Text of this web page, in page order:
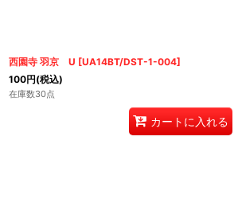
西園寺 羽京 U [UA14BT/DST-1-004]
100円(税込)
在庫数30点
カートに入れる